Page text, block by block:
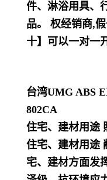
件、淋浴用具、
品。
权经销商,
十】可以一对一
台湾UMG ABS
802CA
住宅、建材用途
住宅、建材用途
宅、建材方面发